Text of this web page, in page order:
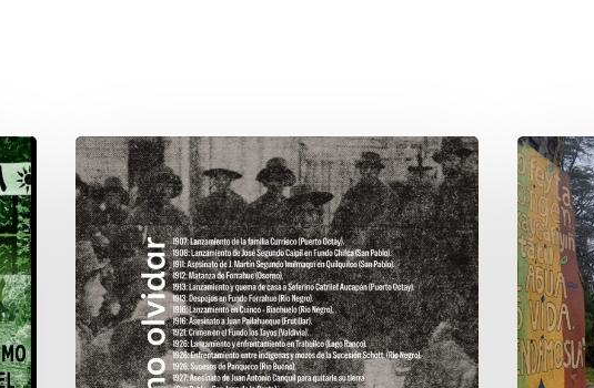
Chawrakawin:
Palimpsesto
explora
a
través
del
arte
En
defensa
del
Salto
Donguil
y
el